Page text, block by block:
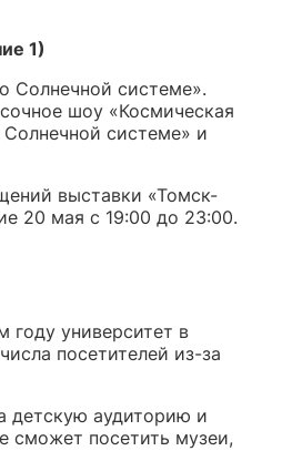
1)
Солнечной системе».
шоу «Космическая
системе» и
выставки «Томск-
20 мая с 19:00 до 23:00.
году университет в
посетителей из-за
детскую аудиторию и
сможет посетить музеи,